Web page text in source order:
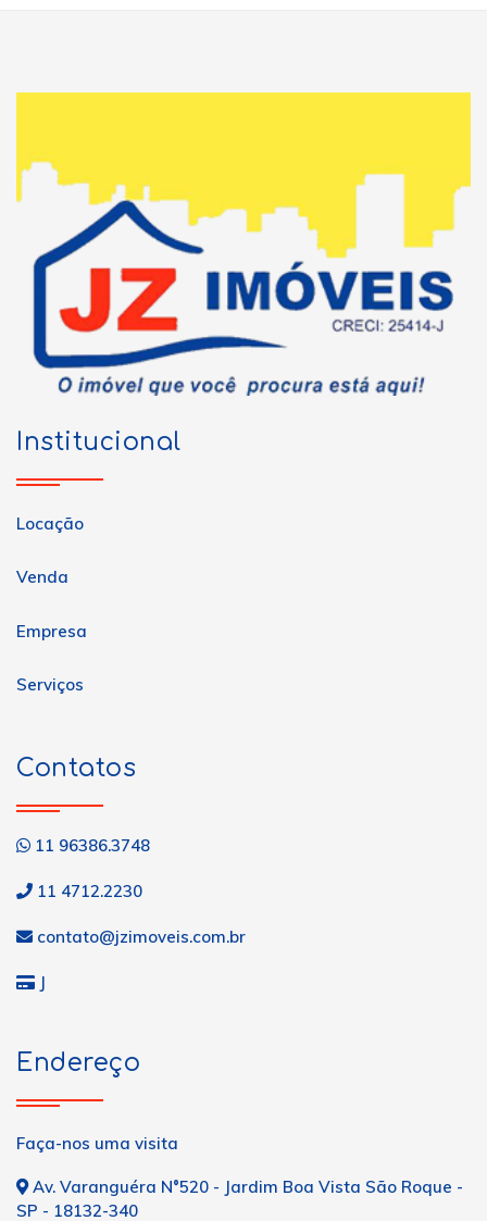
Institucional
Locação
Venda
Empresa
Serviços
Contatos
11 96386.3748
11 4712.2230
contato@jzimoveis.com.br
J
Endereço
Faça-nos uma visita
Av. Varanguéra N°520 - Jardim Boa Vista São Roque -
SP - 18132-340